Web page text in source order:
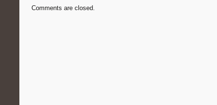
Comments are closed.